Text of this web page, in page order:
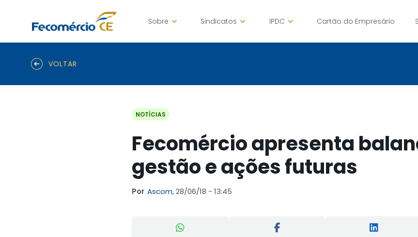
Sobre Sindicatos IPDC Cartão do Empresário
VOLTAR
NOTÍCIAS
Fecomércio apresenta
gestão e ações futuras
Por Ascom,28/06/18 - 13:45